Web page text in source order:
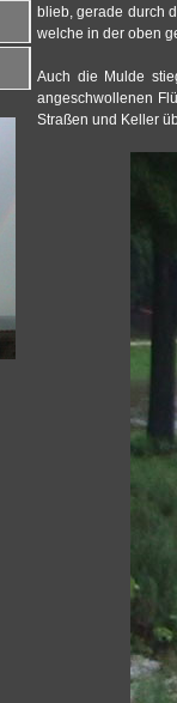
blieb, gerade durch
welche in der oben
Auch die Mulde
angeschwollenen
Straßen und Keller